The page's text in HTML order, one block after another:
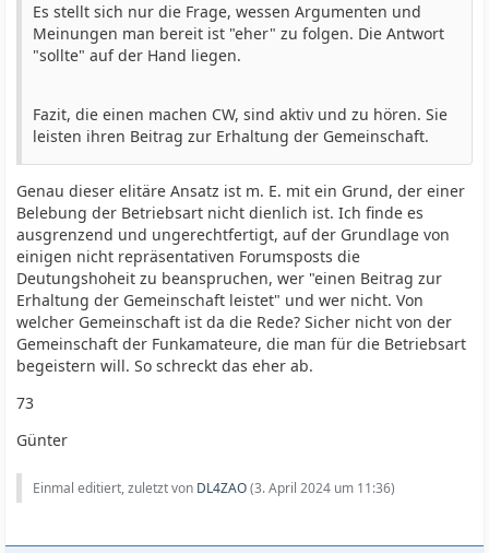
Es stellt sich nur die Frage, wessen Argumenten und
Meinungen man bereit ist "eher" zu folgen. Die Antwort
"sollte" auf der Hand liegen.
Fazit, die einen machen CW, sind aktiv und zu hören. Sie
leisten ihren Beitrag zur Erhaltung der Gemeinschaft.
Genau dieser elitäre Ansatz ist m. E. mit ein Grund, der einer
Belebung der Betriebsart nicht dienlich ist. Ich finde es
ausgrenzend und ungerechtfertigt, auf der Grundlage von
einigen nicht repräsentativen Forumsposts die
Deutungshoheit zu beanspruchen, wer "einen Beitrag zur
Erhaltung der Gemeinschaft leistet" und wer nicht. Von
welcher Gemeinschaft ist da die Rede? Sicher nicht von der
Gemeinschaft der Funkamateure, die man für die Betriebsart
begeistern will. So schreckt das eher ab.
73
Günter
Einmal editiert, zuletzt von DL4ZAO(3. April 2024 um 11:36)